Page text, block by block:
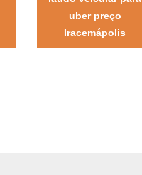
uber preço
Iracemápolis